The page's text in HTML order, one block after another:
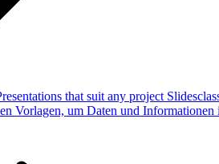
that suit any project
Vorlagen, um Daten und